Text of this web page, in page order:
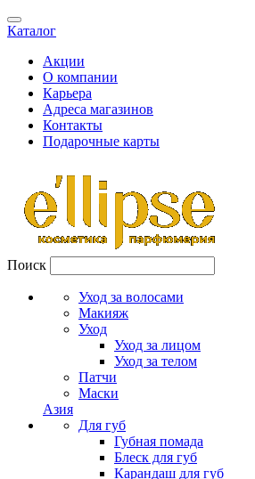
Каталог
Акции
О компании
Карьера
Адреса магазинов
Контакты
Подарочные карты
Поиск
Уход за волосами
Макияж
Уход
Уход за лицом
Уход за телом
Патчи
Маски
Азия
Для губ
Губная помада
Блеск для губ
Карандаш для губ